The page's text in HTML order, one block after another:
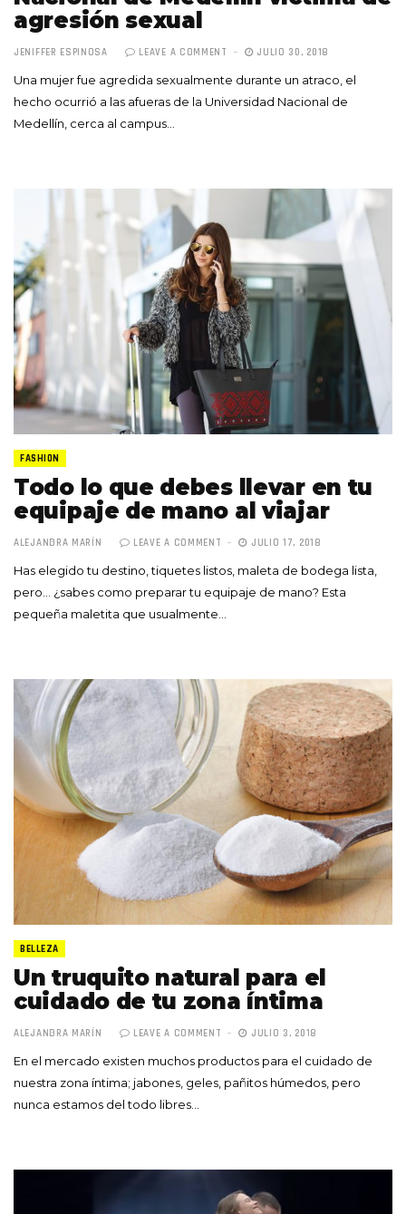
agresión sexual
JENIFFER ESPINOSA LEAVE A COMMENT JULIO 30, 2018
Una mujer fue agredida sexualmente durante un atraco, el
hecho ocurrió a las afueras de la Universidad Nacional de
Medellín, cerca al campus…
FASHION
Todo lo que debes llevar en tu
equipaje de mano al viajar
ALEJANDRA MARÍN LEAVE A COMMENT JULIO 17, 2018
Has elegido tu destino, tiquetes listos, maleta de bodega lista,
pero… ¿sabes como preparar tu equipaje de mano? Esta
pequeña maletita que usualmente…
BELLEZA
Un truquito natural para el
cuidado de tu zona íntima
ALEJANDRA MARÍN LEAVE A COMMENT JULIO 3, 2018
En el mercado existen muchos productos para el cuidado de
nuestra zona íntima; jabones, geles, pañitos húmedos, pero
nunca estamos del todo libres…